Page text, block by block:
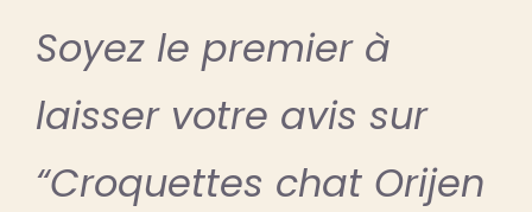
Soyez le premier à
laisser votre avis sur
“Croquettes chat Orijen